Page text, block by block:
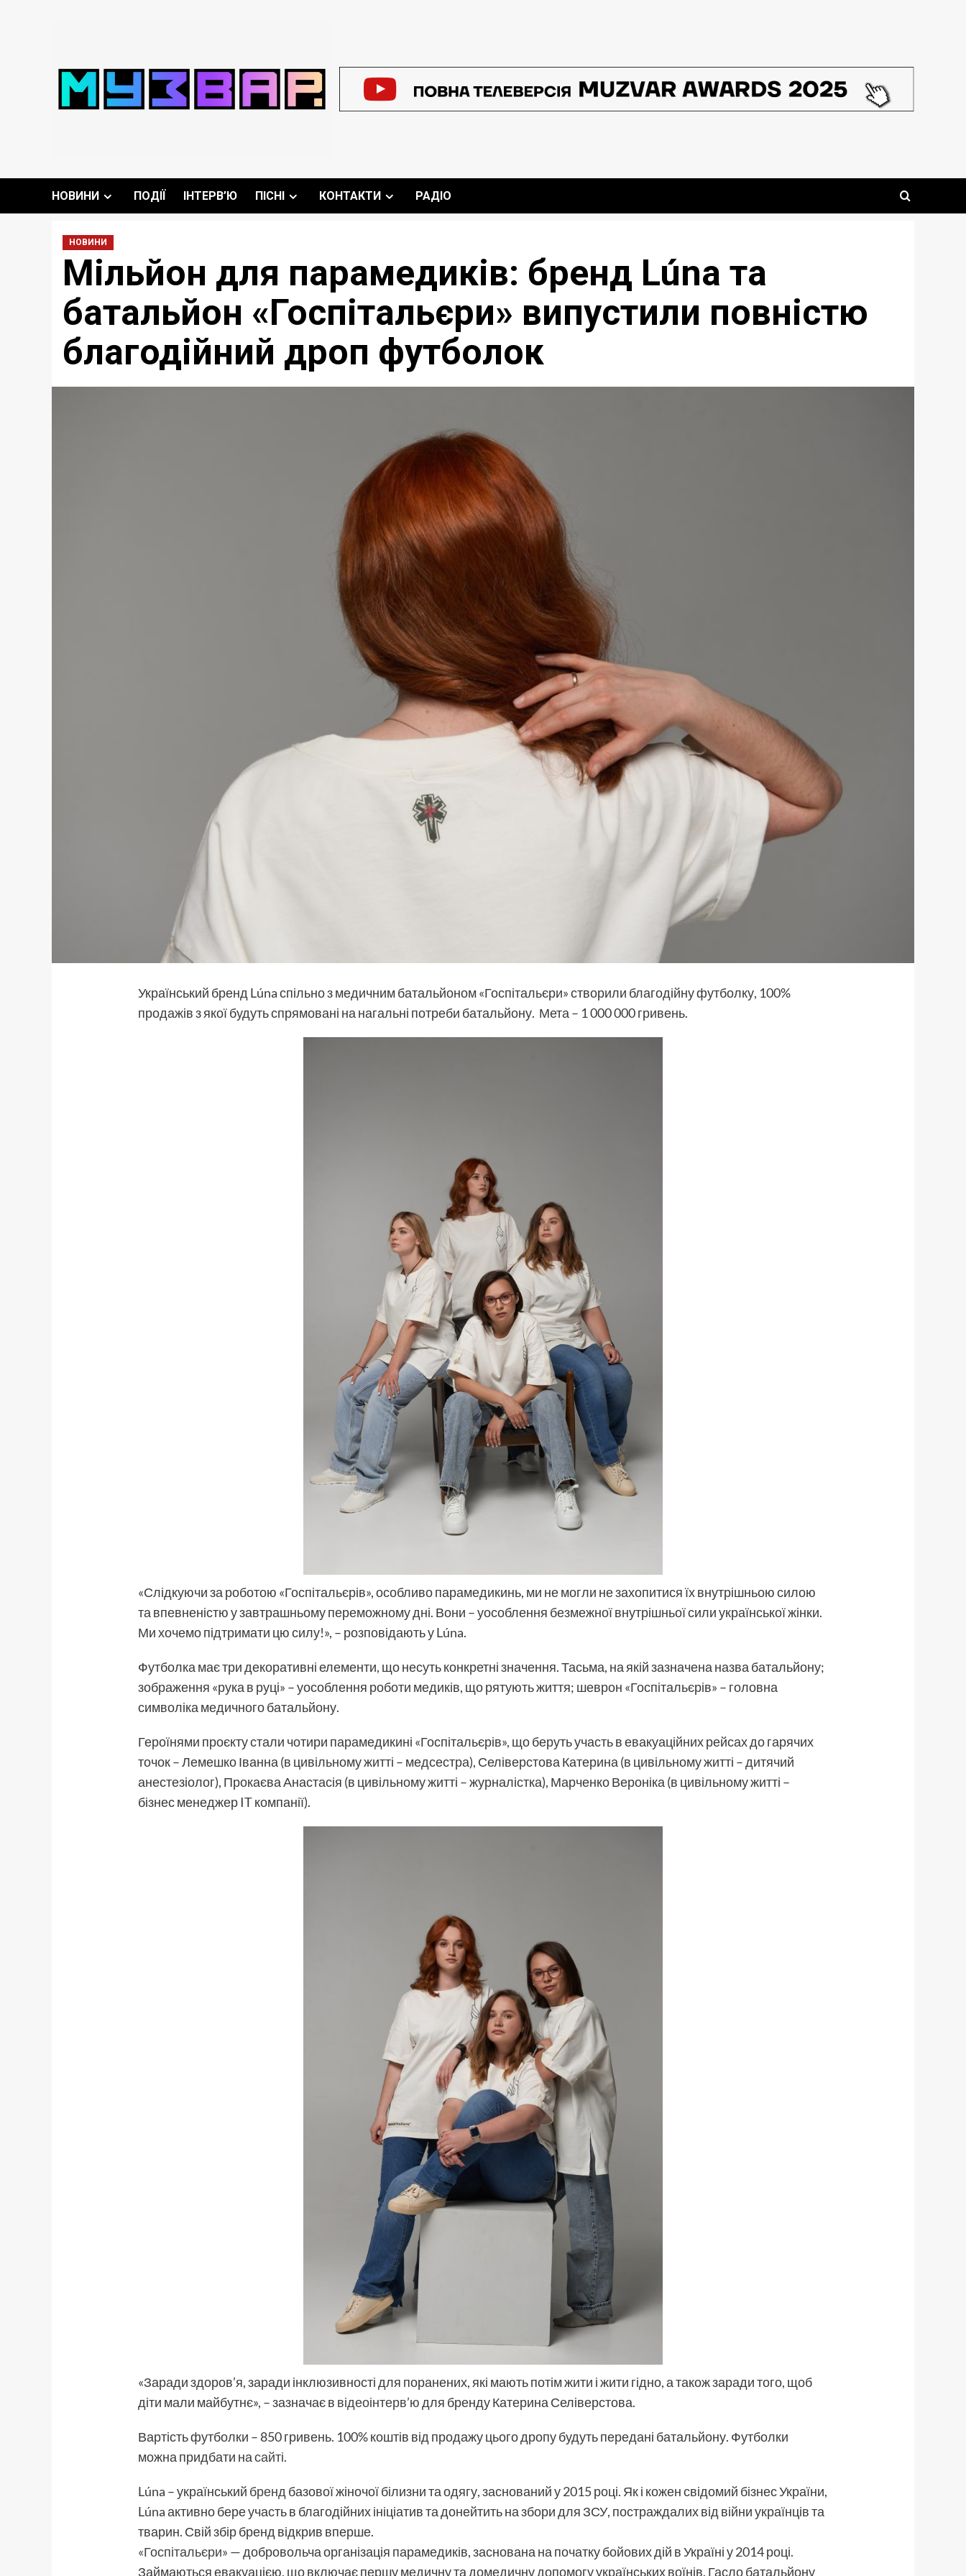
НОВИНИ ПОДІЇ ІНТЕРВ’Ю ПІСНІ КОНТАКТИ РАДІО
НОВИНИ
Мільйон для парамедиків: бренд Lúna та
батальйон «Госпітальєри» випустили повністю
благодійний дроп футболок
Український бренд Lúna спільно з медичним батальйоном «Госпітальєри» створили благодійну футболку, 100%
продажів з якої будуть спрямовані на нагальні потреби батальйону. Мета – 1 000 000 гривень.
«Слідкуючи за роботою «Госпітальєрів», особливо парамедикинь, ми не могли не захопитися їх внутрішньою силою
та впевненістю у завтрашньому переможному дні. Вони – уособлення безмежної внутрішньої сили української жінки.
Ми хочемо підтримати цю силу!», – розповідають у Lúna.
Футболка має три декоративні елементи, що несуть конкретні значення. Тасьма, на якій зазначена назва батальйону;
зображення «рука в руці» – уособлення роботи медиків, що рятують життя; шеврон «Госпітальєрів» – головна
символіка медичного батальйону.
Героїнями проєкту стали чотири парамедикині «Госпітальєрів», що беруть участь в евакуаційних рейсах до гарячих
точок – Лемешко Іванна (в цивільному житті – медсестра), Селіверстова Катерина (в цивільному житті – дитячий
анестезіолог), Прокаєва Анастасія (в цивільному житті – журналістка), Марченко Вероніка (в цивільному житті –
бізнес менеджер IT компанії).
«Заради здоров’я, заради інклюзивності для поранених, які мають потім жити і жити гідно, а також заради того, щоб
діти мали майбутнє», – зазначає в відеоінтерв’юдля бренду Катерина Селіверстова.
Вартість футболки – 850 гривень. 100% коштів від продажу цього дропу будуть передані батальйону. Футболки
можна придбати насайті.
Lúna – український бренд базової жіночої білизни та одягу, заснований у 2015 році. Як і кожен свідомий бізнес України,
Lúna активно бере участь в благодійних ініціатив та донейтить на збори для ЗСУ, постраждалих від війни українців та
тварин. Свій збір бренд відкрив вперше.
«Госпітальєри» — добровольча організація парамедиків, заснована на початку бойових дій в Україні у 2014 році.
Займаються евакуацією, що включає першу медичну та домедичну допомогу українських воїнів. Гасло батальйону